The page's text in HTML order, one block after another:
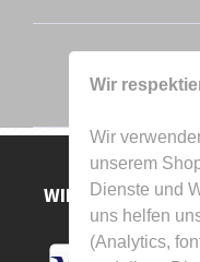
Wir
Wir
unserem
Dienste und
uns helfen
(Analytics,
WIR AKZEPTIEREN